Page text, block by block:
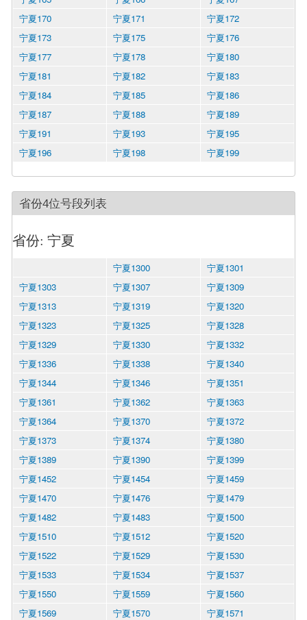
宁夏170
宁夏171
宁夏172
宁夏173
宁夏175
宁夏176
宁夏177
宁夏178
宁夏180
宁夏181
宁夏182
宁夏183
宁夏184
宁夏185
宁夏186
宁夏187
宁夏188
宁夏189
宁夏191
宁夏193
宁夏195
宁夏196
宁夏198 宁夏199
省份4位号段列表
省份: 宁夏
宁夏1300
宁夏1301
宁夏1303
宁夏1307
宁夏1309
宁夏1313
宁夏1319
宁夏1320
宁夏1323
宁夏1325
宁夏1328
宁夏1329
宁夏1330
宁夏1332
宁夏1336
宁夏1338
宁夏1340
宁夏1344
宁夏1346
宁夏1351
宁夏1361
宁夏1362
宁夏1363
宁夏1364
宁夏1370
宁夏1372
宁夏1373
宁夏1374
宁夏1380
宁夏1389
宁夏1390
宁夏1399
宁夏1452
宁夏1454
宁夏1459
宁夏1470
宁夏1476
宁夏1479
宁夏1482
宁夏1483
宁夏1500
宁夏1510
宁夏1512
宁夏1520
宁夏1522
宁夏1529
宁夏1530
宁夏1533
宁夏1534
宁夏1537
宁夏1550
宁夏1559
宁夏1560
宁夏1569
宁夏1570
宁夏1571